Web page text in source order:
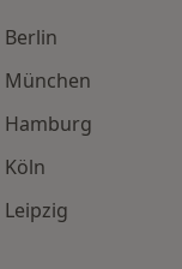
Hamburg